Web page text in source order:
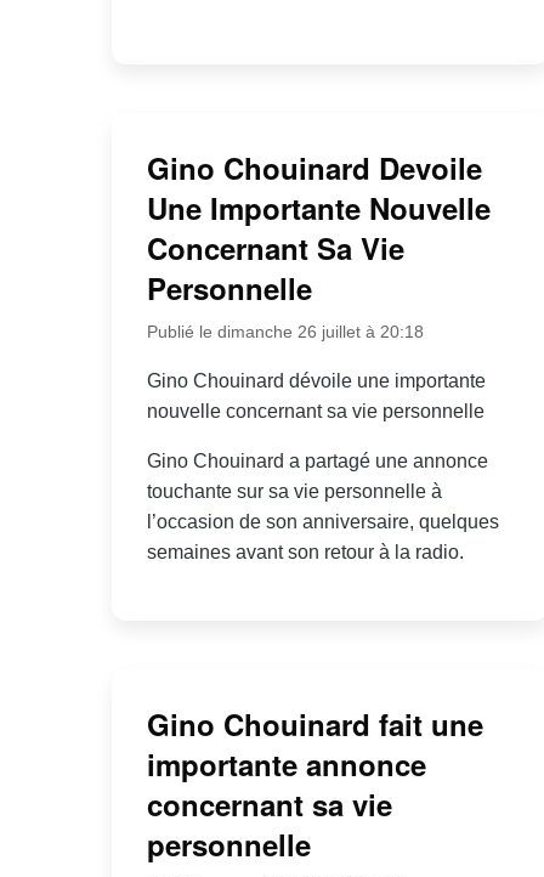
Gino Chouinard Devoile
Une Importante Nouvelle
Concernant Sa Vie
Personnelle
Publié le dimanche 26 juillet à 20:18
Gino Chouinard dévoile une importante
nouvelle concernant sa vie personnelle
Gino Chouinard a partagé une annonce
touchante sur sa vie personnelle à
l’occasion de son anniversaire, quelques
semaines avant son retour à la radio.
Gino Chouinard fait une
importante annonce
concernant sa vie
personnelle